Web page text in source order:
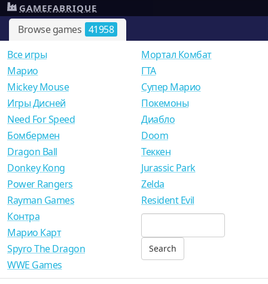
Browse games 41958
GAMEFABRIQUE
Все игры
Mарио
Mickey Mouse
Игры Дисней
Need For Speed
Мортал Комбат
ГТА
Супер Марио
Покемоны
Диабло
Бомбермен
Dragon Ball
Donkey Kong
Power Rangers
Rayman Games
Doom
Теккен
Jurassic Park
Zelda
Resident Evil
Контра
Марио Карт
Spyro The Dragon
WWE Games